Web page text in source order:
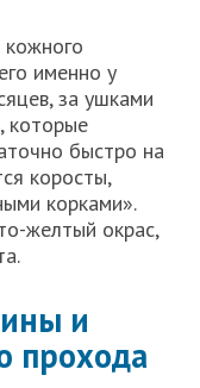
кожного
именно у
за ушками
которые
быстро на
коросты,
корками».
желтый окрас,
и
прохода